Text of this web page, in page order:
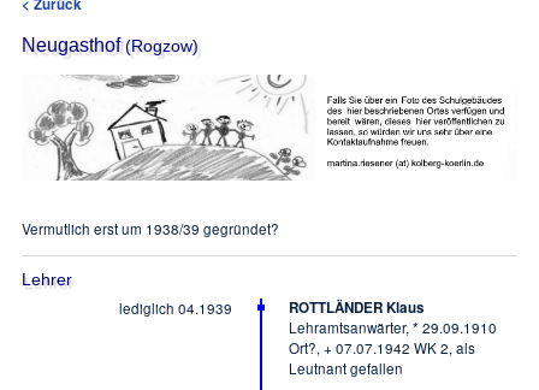
Neugasthof(Rogzow)
Vermutlich erst um 1938/39 gegründet?
Lehrer
lediglich 04.1939
ROTTLÄNDER Klaus
Lehramtsanwärter, * 29.09.1910
Ort?, + 07.07.1942 WK 2, als
Leutnant gefallen